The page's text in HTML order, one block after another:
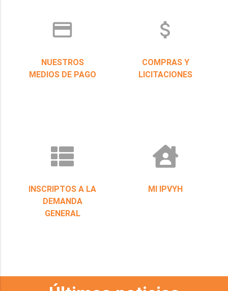
credit_card
NUESTROS
MEDIOS DE PAGO
attach_money
COMPRAS Y
LICITACIONES
INSCRIPTOS A LA
DEMANDA
GENERAL
MI IPVYH